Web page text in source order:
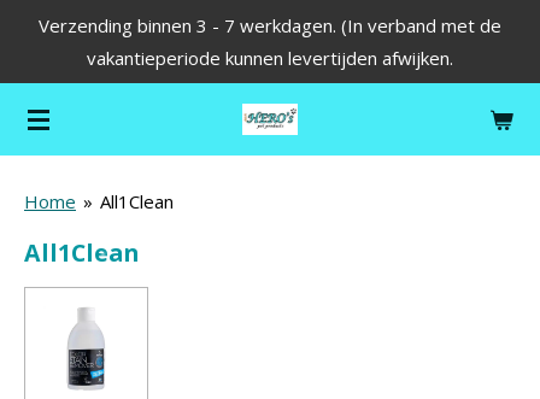
de
hoofdinhoud
Verzending binnen 3 - 7 werkdagen. (In verband met de
vakantieperiode kunnen levertijden afwijken.
Home » All1Clean
All1Clean